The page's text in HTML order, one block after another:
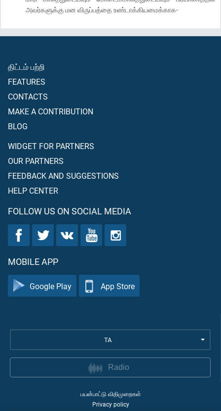
அவர்களுக்கு மன விருப்பத்தை உண்டாக்கியமைக்காக-
திட்டம் பற்றி
FEATURES
CONTACTS
MAKE A CONTRIBUTION
BLOG
WIDGET FOR PARTNERS
OUR PARTNERS
FEEDBACK AND SUGGESTIONS
HELP CENTER
FOLLOW US ON SOCIAL MEDIA
MOBILE APP
Google Play App Store
TA
Radio
பயன்பாட்டு விதிமுறைகள்
Privacy policy